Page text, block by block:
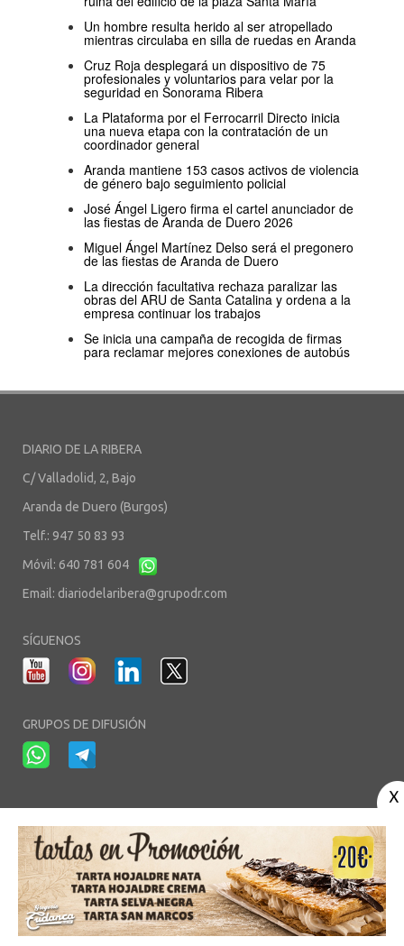
Un hombre resulta herido al ser atropellado
mientras circulaba en silla de ruedas en Aranda
Cruz Roja desplegará un dispositivo de 75
profesionales y voluntarios para velar por la
seguridad en Sonorama Ribera
La Plataforma por el Ferrocarril Directo inicia
una nueva etapa con la contratación de un
coordinador general
Aranda mantiene 153 casos activos de violencia
de género bajo seguimiento policial
José Ángel Ligero firma el cartel anunciador de
las fiestas de Aranda de Duero 2026
Miguel Ángel Martínez Delso será el pregonero
de las fiestas de Aranda de Duero
La dirección facultativa rechaza paralizar las
obras del ARU de Santa Catalina y ordena a la
empresa continuar los trabajos
Se inicia una campaña de recogida de firmas
para reclamar mejores conexiones de autobús
DIARIO DE LA RIBERA
C/ Valladolid, 2, Bajo
Aranda de Duero (Burgos)
Telf.: 947 50 83 93
Móvil: 640 781 604
Email: diariodelaribera@grupodr.com
SÍGUENOS
GRUPOS DE DIFUSIÓN
Aviso Legal -Política de Privacidad-Política de Cookies-Área privada
© Copyright 2003 - 2026. diariodelaribera.net ®. Desarrollo porMultimedia